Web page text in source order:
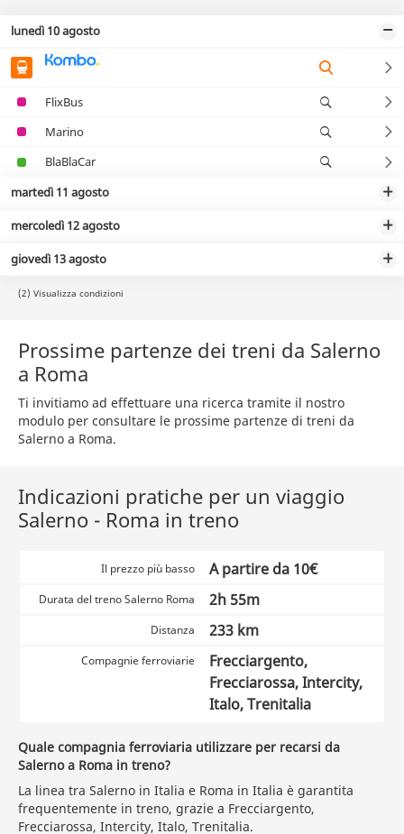
lunedì 10 agosto
FlixBus
Marino
BlaBlaCar
martedì 11 agosto
mercoledì 12 agosto
giovedì 13 agosto
(2) Visualizza condizioni
Prossime partenze dei treni da Salerno
a Roma
Ti invitiamo ad effettuare una ricerca tramite il nostro
modulo per consultare le prossime partenze di treni da
Salerno a Roma.
Indicazioni pratiche per un viaggio
Salerno - Roma in treno
Il prezzo più basso A partire da 10€
Durata del treno Salerno Roma 2h 55m
Distanza 233 km
Compagnie ferroviarie
Frecciargento,
Frecciarossa, Intercity,
Italo, Trenitalia
Quale compagnia ferroviaria utilizzare per recarsi da
Salerno a Roma in treno?
La linea tra Salerno in Italia e Roma in Italia è garantita
frequentemente in treno, grazie a Frecciargento,
Frecciarossa, Intercity, Italo, Trenitalia.